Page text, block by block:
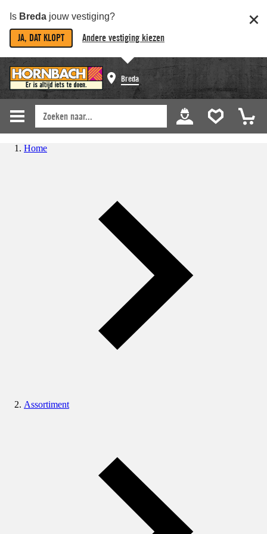
Is Breda jouw vestiging?
JA, DAT KLOPT Andere vestiging kiezen
Breda
Home
Assortiment